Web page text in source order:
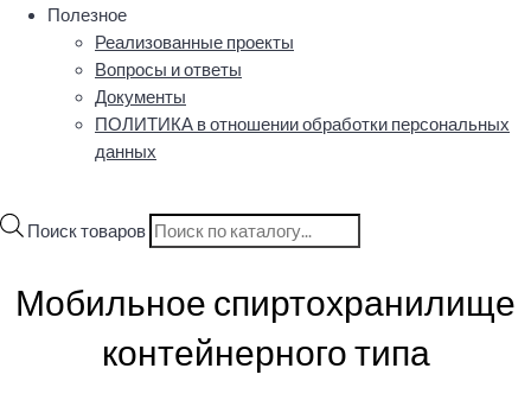
Полезное
Реализованные проекты
Вопросы и ответы
Документы
ПОЛИТИКА в отношении обработки персональных
данных
Поиск товаров
Мобильное спиртохранилище
контейнерного типа